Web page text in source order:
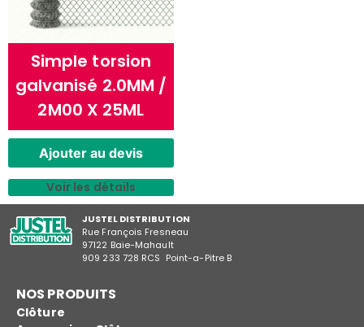
Simple torsion
galvanisé 2.0MM /
2M00 X 25ML
Ajouter au devis
Voir les détails
JUSTEL DISTRIBUTION
Rue François Fresneau
97122 Baie-Mahault
909 233 728 RCS Point-a-Pitre B
NOS PRODUITS
Clôture